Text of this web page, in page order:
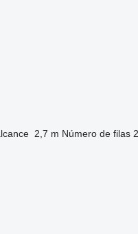
2,7 m Número de filas 2